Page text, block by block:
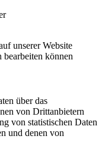
unserer Website
können
über das
von Drittanbietern
von statistischen Daten
und denen von